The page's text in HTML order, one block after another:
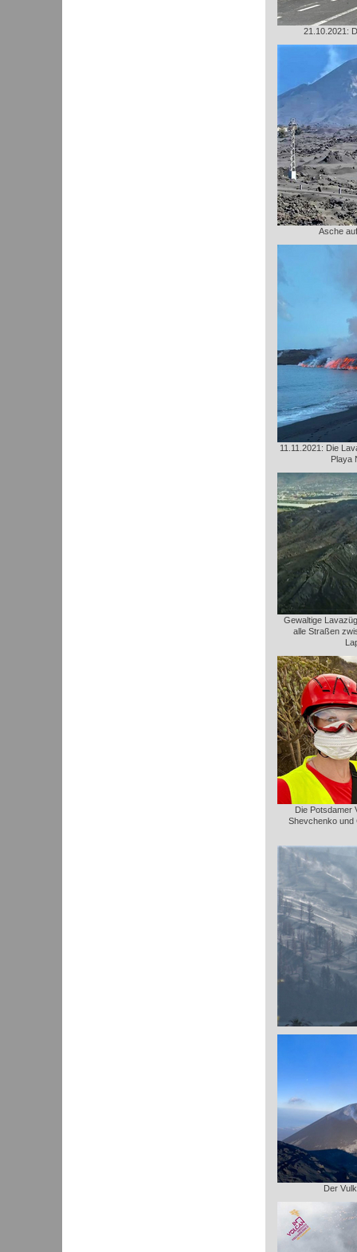
21.10.2021:
Asche
11.11.2021: Die
Playa
Gewaltige
alle Straßen
Die Potsdamer
Shevchenko und
Der